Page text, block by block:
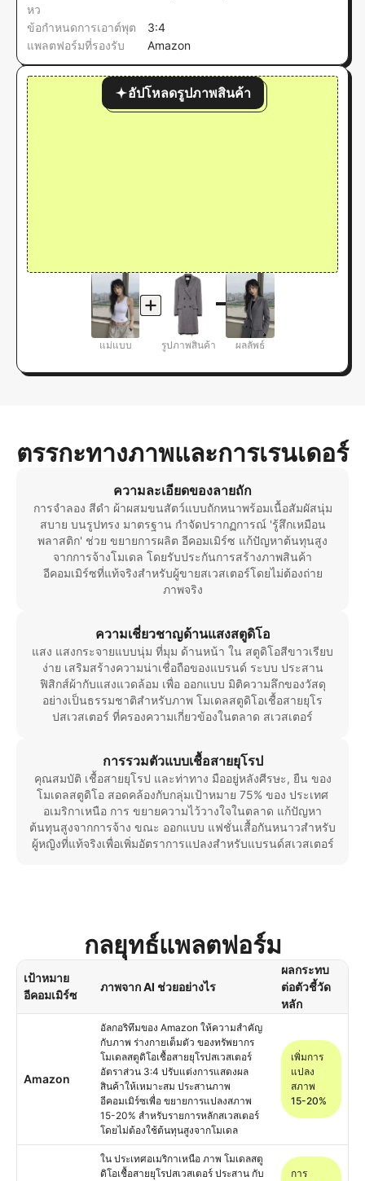
หว
ข้อกำหนดการเอาต์พุต
3:4
แพลตฟอร์มที่รองรับ
Amazon
อัปโหลดรูปภาพสินค้า
แม่แบบ รูปภาพสินค้า ผลลัพธ์
ตรรกะทางภาพและการเรนเดอร์
ความละเอียดของลายถัก
การจำลอง สีดำ ผ้าผสมขนสัตว์แบบถักหนาพร้อมเนื้อสัมผัสนุ่ม
สบาย บนรูปทรง มาตรฐาน กำจัดปรากฏการณ์ 'รู้สึกเหมือน
พลาสติก' ช่วย ขยายการผลิต อีคอมเมิร์ซ แก้ปัญหาต้นทุนสูง
จากการจ้างโมเดล โดยรับประกันการสร้างภาพสินค้า
อีคอมเมิร์ซที่แท้จริงสำหรับผู้ขายสเวสเตอร์โดยไม่ต้องถ่าย
ภาพจริง
ความเชี่ยวชาญด้านแสงสตูดิโอ
แสง แสงกระจายแบบนุ่ม ที่มุม ด้านหน้า ใน สตูดิโอสีขาวเรียบ
ง่าย เสริมสร้างความน่าเชื่อถือของแบรนด์ ระบบ ประสาน
ฟิสิกส์ผ้ากับแสงแวดล้อม เพื่อ ออกแบบ มิติความลึกของวัสดุ
อย่างเป็นธรรมชาติสำหรับภาพ โมเดลสตูดิโอเชื้อสายยุโร
ปสเวสเตอร์ ที่ครองความเกี่ยวข้องในตลาด สเวสเตอร์
การรวมตัวแบบเชื้อสายยุโรป
คุณสมบัติ เชื้อสายยุโรป และท่าทาง มืออยู่หลังศีรษะ, ยืน ของ
โมเดลสตูดิโอ สอดคล้องกับกลุ่มเป้าหมาย 75% ของ ประเทศ
อเมริกาเหนือ การ ขยายความไว้วางใจในตลาด แก้ปัญหา
ต้นทุนสูงจากการจ้าง ขณะ ออกแบบ แฟชั่นเสื้อกันหนาวสำหรับ
ผู้หญิงที่แท้จริงเพื่อเพิ่มอัตราการแปลงสำหรับแบรนด์สเวสเตอร์
กลยุทธ์แพลตฟอร์ม
เป้าหมาย
อีคอมเมิร์ซ
ภาพจาก AI ช่วยอย่างไร
ผลกระทบ
ต่อตัวชี้วัด
หลัก
Amazon
อัลกอริทึมของ Amazon ให้ความสำคัญ
กับภาพ ร่างกายเต็มตัว ของทรัพยากร
โมเดลสตูดิโอเชื้อสายยุโรปสเวสเตอร์
อัตราส่วน 3:4 ปรับแต่งการแสดงผล
สินค้าให้เหมาะสม ประสานภาพ
อีคอมเมิร์ซเพื่อ ขยายการแปลงสภาพ
15-20% สำหรับรายการหลักสเวสเตอร์
โดยไม่ต้องใช้ต้นทุนสูงจากโมเดล
เพิ่มการ
แปลง
สภาพ
15-20%
ใน ประเทศอเมริกาเหนือ ภาพ โมเดลสตู
ดิโอเชื้อสายยุโรปสเวสเตอร์ ประสาน กับ
การ